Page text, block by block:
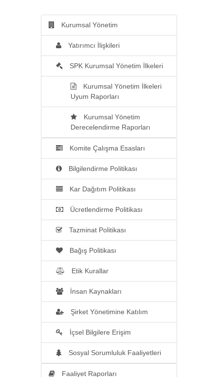
Kurumsal Yönetim
Yatırımcı İlişkileri
SPK Kurumsal Yönetim İlkeleri
Kurumsal Yönetim İlkeleri
Uyum Raporları
Kurumsal Yönetim
Derecelendirme Raporları
Komite Çalışma Esasları
Bilgilendirme Politikası
Kar Dağıtım Politikası
Ücretlendirme Politikası
Tazminat Politikası
Bağış Politikası
Etik Kurallar
İnsan Kaynakları
Şirket Yönetimine Katılım
İçsel Bilgilere Erişim
Sosyal Sorumluluk Faaliyetleri
Faaliyet Raporları